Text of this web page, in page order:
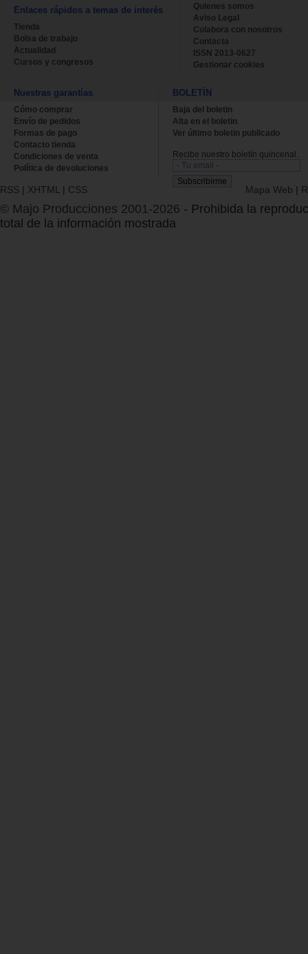
Enlaces rápidos a temas de interés
Tienda
Bolsa de trabajo
Actualidad
Cursos y congresos
Quienes somos
Aviso Legal
Colabora con nosotros
Contacta
ISSN 2013-0627
Gestionar cookies
Nuestras garantías
Cómo comprar
Envío de pedidos
Formas de pago
Contacto tienda
Condiciones de venta
Política de devoluciones
BOLETÍN
Baja del boletin
Alta en el boletin
Ver último boletin publicado
Recibe nuestro boletín quincenal.
RSS | XHTML | CSS Mapa Web |
© Majo Producciones 2001-2026 - Prohibida la
total de la información mostrada